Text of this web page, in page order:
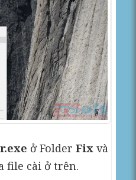
ở FolderFix và
file cài ở trên.